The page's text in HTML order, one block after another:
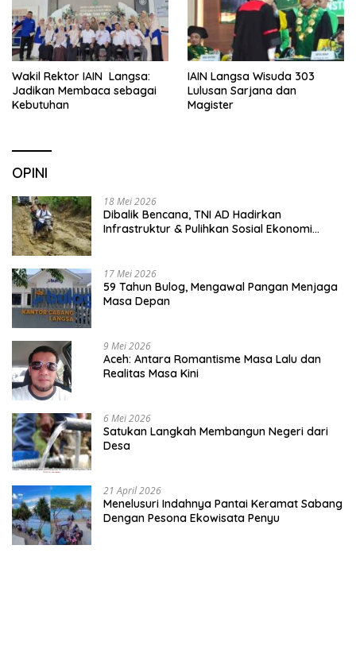
Wakil Rektor IAIN Langsa:
Jadikan Membaca sebagai
Kebutuhan
IAIN Langsa Wisuda 303
Lulusan Sarjana dan
Magister
OPINI
18 Mei 2026
Dibalik Bencana, TNI AD Hadirkan
Infrastruktur & Pulihkan Sosial Ekonomi
17 Mei 2026
59 Tahun Bulog, Mengawal Pangan Menjaga
Masa Depan
9 Mei 2026
Aceh: Antara Romantisme Masa Lalu dan
Realitas Masa Kini
6 Mei 2026
Satukan Langkah Membangun Negeri dari
Desa
21 April 2026
Menelusuri Indahnya Pantai Keramat Sabang
Dengan Pesona Ekowisata Penyu